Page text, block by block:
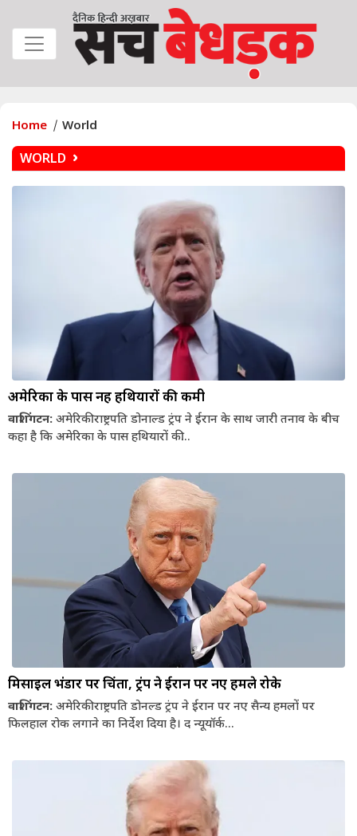
Home World
WORLD
अमेरिका के पास नहीं हथियारों की कमी
वाशिंगटन: अमेरिकी राष्ट्रपति डोनाल्ड ट्रंप ने ईरान के साथ जारी तनाव के बीच
कहा है कि अमेरिका के पास हथियारों की...
मिसाइल भंडार पर चिंता, ट्रंप ने ईरान पर नए हमले रोके
वाशिंगटन: अमेरिकी राष्ट्रपति डोनल्ड ट्रंप ने ईरान पर नए सैन्य हमलों पर
फिलहाल रोक लगाने का निर्देश दिया है। द न्यूयॉर्क...